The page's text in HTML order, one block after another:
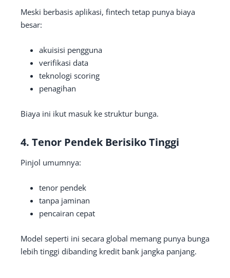
Meski berbasis aplikasi, fintech tetap punya biaya
besar:
akuisisi pengguna
verifikasi data
teknologi scoring
penagihan
Biaya ini ikut masuk ke struktur bunga.
4. Tenor Pendek Berisiko Tinggi
Pinjol umumnya:
tenor pendek
tanpa jaminan
pencairan cepat
Model seperti ini secara global memang punya bunga
lebih tinggi dibanding kredit bank jangka panjang.